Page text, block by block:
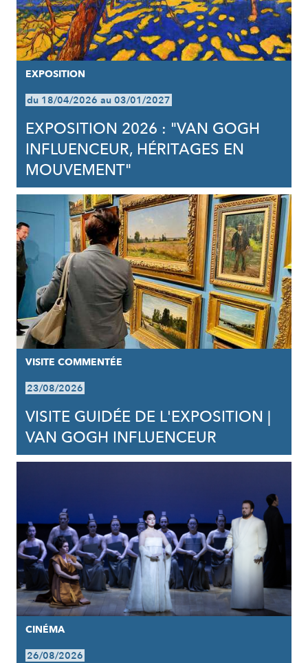
EXPOSITION
du 18/04/2026 au 03/01/2027
EXPOSITION 2026 : "VAN GOGH
INFLUENCEUR, HÉRITAGES EN
MOUVEMENT"
VISITE COMMENTÉE
23/08/2026
VISITE GUIDÉE DE L'EXPOSITION |
VAN GOGH INFLUENCEUR
CINÉMA
26/08/2026